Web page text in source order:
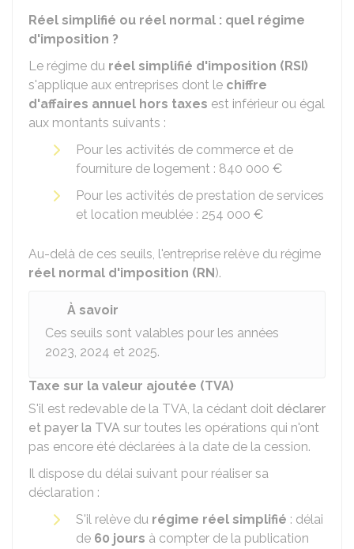
Réel simplifié ou réel normal : quel régime
d'imposition ?
Le régime du réel simplifié d'imposition (RSI)
s'applique aux entreprises dont le chiffre
d'affaires annuel hors taxes est inférieur ou égal
aux montants suivants :
Pour les activités de commerce et de
fourniture de logement : 840 000 €
Pour les activités de prestation de services
et location meublée : 254 000 €
Au-delà de ces seuils, l'entreprise relève du régime
réel normal d'imposition (RN).
À savoir
Ces seuils sont valables pour les années
2023, 2024 et 2025.
Taxe sur la valeur ajoutée (TVA)
S'il est redevable de la TVA, la cédant doit déclarer
et payer la TVA sur toutes les opérations qui n'ont
pas encore été déclarées à la date de la cession.
Il dispose du délai suivant pour réaliser sa
déclaration :
S'il relève du régime réel simplifié : délai
de 60 jours à compter de la publication